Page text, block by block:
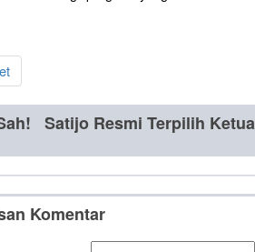
Satijo Resmi Terpilih
Komentar